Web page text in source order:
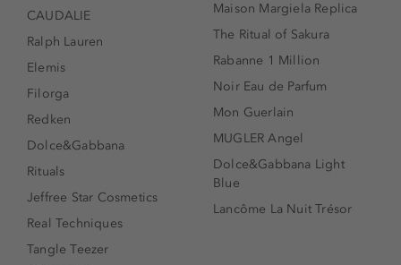
CAUDALIE
Ralph Lauren
Elemis
Filorga
Redken
Dolce&Gabbana
Rituals
Jeffree Star Cosmetics
Real Techniques
Tangle Teezer
Maison Margiela Replica
The Ritual of Sakura
Rabanne 1 Million
Noir Eau de Parfum
Mon Guerlain
MUGLER Angel
Dolce&Gabbana Light
Blue
Lancôme La Nuit Trésor